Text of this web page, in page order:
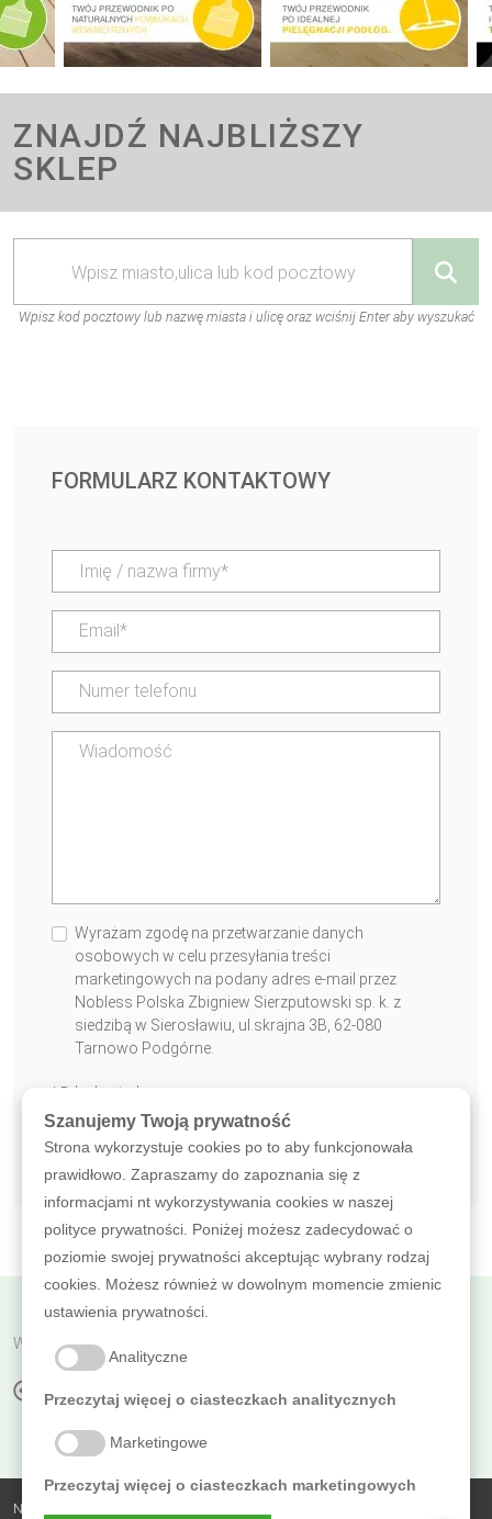
ZNAJDŹ NAJBLIŻSZY
SKLEP
Wpisz kod pocztowy lub nazwę miasta i ulicę oraz wciśnij Enter aby wyszukać
FORMULARZ KONTAKTOWY
Wyrażam zgodę na przetwarzanie danych
osobowych w celu przesyłania treści
marketingowych na podany adres e-mail przez
Nobless Polska Zbigniew Sierzputowski sp. k. z
siedzibą w Sierosławiu, ul.skrajna 3B, 62-080
Tarnowo Podgórne.
* Pole obowiązkowe
WYŚLIJ WIADOMOŚĆ
Wróć do poprzedniej
PROFI SZPACHLA OBROTOWA
Nobless Polska Zbigniew Sierzputowski Sp. k.,
Szanujemy Twoją prywatność
Strona wykorzystuje cookies po to aby funkcjonowała
prawidłowo. Zapraszamy do zapoznania się z
informacjami nt wykorzystywania cookies w naszej
polityce prywatności. Poniżej możesz zadecydować o
poziomie swojej prywatności akceptując wybrany rodzaj
cookies. Możesz również w dowolnym momencie zmienic
ustawienia prywatności.
Analityczne
Przeczytaj więcej o ciasteczkach analitycznych
Marketingowe
Przeczytaj więcej o ciasteczkach marketingowych